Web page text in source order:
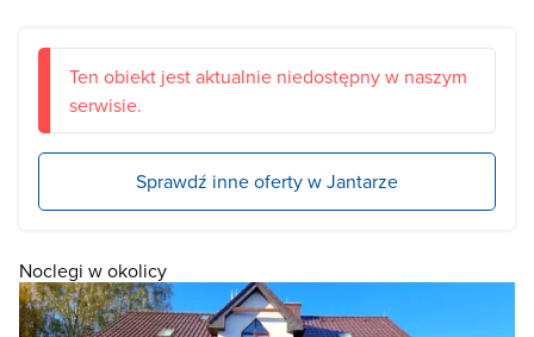
Ten obiekt jest aktualnie niedostępny w naszym
serwisie.
Sprawdź inne oferty w Jantarze
Noclegi w okolicy